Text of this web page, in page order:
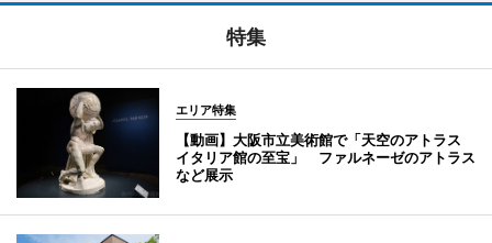
特集
エリア特集
【動画】大阪市立美術館で「天空のアトラス
イタリア館の至宝」 ファルネーゼのアトラス
など展示